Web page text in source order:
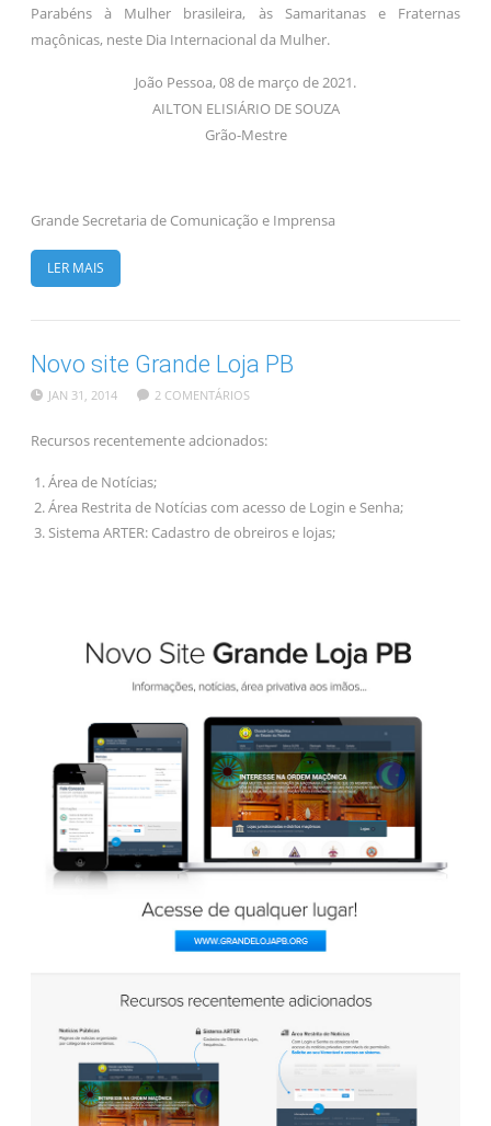
Parabéns à Mulher brasileira, às Samaritanas e Fraternas
maçônicas, neste Dia Internacional da Mulher.
João Pessoa, 08 de março de 2021.
AILTON ELISIÁRIO DE SOUZA
Grão-Mestre
Grande Secretaria de Comunicação e Imprensa
LER MAIS
Novo site Grande Loja PB
JAN 31, 2014 2 COMENTÁRIOS
Recursos recentemente adcionados:
Área de Notícias;
Área Restrita de Notícias com acesso de Login e Senha;
Sistema ARTER: Cadastro de obreiros e lojas;